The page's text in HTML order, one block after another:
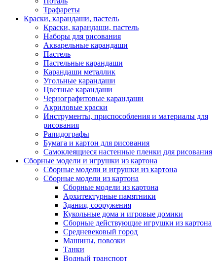
Трафареты
Краски, карандаши, пастель
Краски, карандаши, пастель
Наборы для рисования
Акварельные карандаши
Пастель
Пастельные карандаши
Карандаши металлик
Угольные карандаши
Цветные карандаши
Чернографитовые карандаши
Акриловые краски
Инструменты, приспособления и материалы для
рисования
Рапидографы
Бумага и картон для рисования
Самоклеящиеся настенные пленки для рисования
Сборные модели и игрушки из картона
Сборные модели и игрушки из картона
Сборные модели из картона
Сборные модели из картона
Архитектурные памятники
Здания, сооружения
Кукольные дома и игровые домики
Сборные действующие игрушки из картона
Средневековый город
Машины, повозки
Танки
Водный транспорт